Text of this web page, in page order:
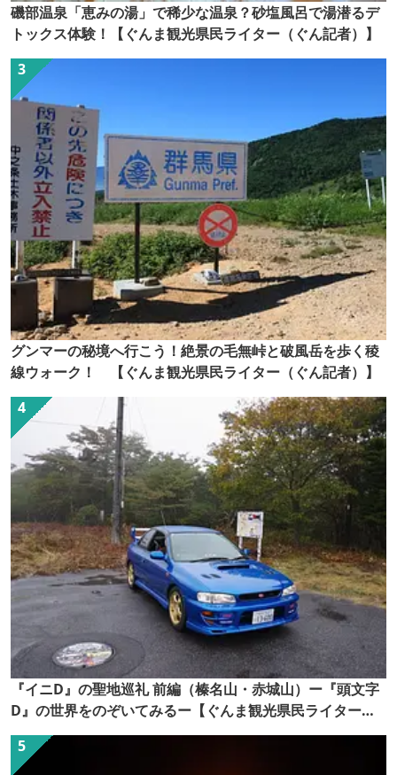
磯部温泉「恵みの湯」で稀少な温泉？砂塩風呂で湯潜るデ
トックス体験！【ぐんま観光県民ライター（ぐん記者）】
グンマーの秘境へ行こう！絶景の毛無峠と破風岳を歩く稜
線ウォーク！ 【ぐんま観光県民ライター（ぐん記者）】
『イニD』の聖地巡礼 前編（榛名山・赤城山）ー『頭文字
D』の世界をのぞいてみるー【ぐんま観光県民ライター
（ぐん記者）】